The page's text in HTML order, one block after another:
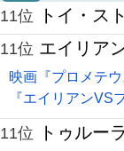
11位 トイ・ス
11位 エイリア
映画『プロメテ
『エイリアンVS
11位 トゥルー